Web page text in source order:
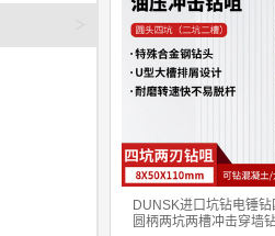
DUNSK进口坑钻电锤钻
圆柄两坑两槽冲击穿墙